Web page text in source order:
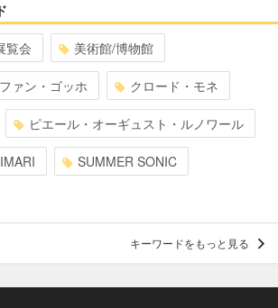
覧会 美術館/博物館
ァン・ゴッホ クロード・モネ
ピエール・オーギュスト・ルノワール
SUMMER SONIC
キーワードをもっと見る